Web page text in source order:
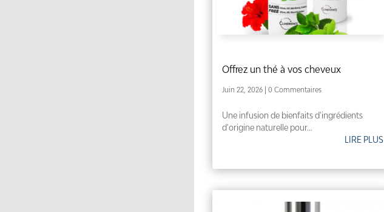
Offrez un thé à vos cheveux
Juin 22, 2026 | 0 Commentaires
Une infusion de bienfaits d'ingrédients
d'origine naturelle pour...
LIRE PLUS